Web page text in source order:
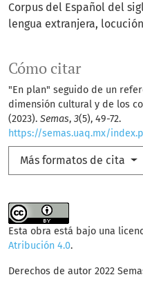
Corpus del Español del
lengua extranjera
Cómo citar
"En plan" seguido de un
dimensión cultural y de los
(2023). Semas, 3(5), 49-72.
https://semas.uaq.mx/
Más formatos de cita
Esta obra está bajo una
Atribución 4.0.
Derechos de autor 2022